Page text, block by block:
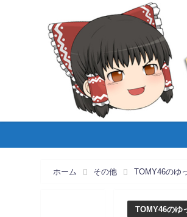
ホーム その他 TOMY46のゆ
TOMY46のゆ